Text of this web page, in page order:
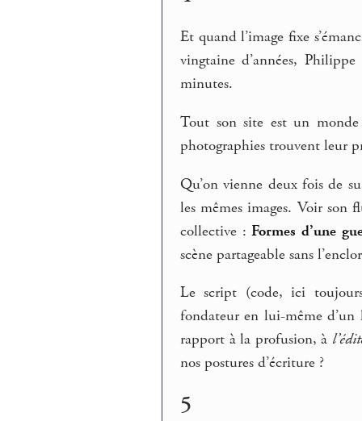
Et quand l’image fixe
vingtaine d’années,
minutes.
Tout son site est un
photographies trouvent leur
Qu’on vienne deux fois de
les mêmes images. Voir son
collective :Formes d’une
scène partageable sans
Le script (code, ici
fondateur en lui-même d’un
rapport à la profusion, à
nos postures d’écriture ?
5